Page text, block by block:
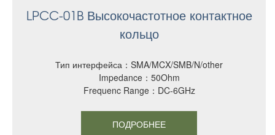
LPCC-01B Высокочастотное контактное
кольцо
Тип интерфейса：SMA/MCX/SMB/N/other
Impedance：50Ohm
Frequenc Range：DC-6GHz
ПОДРОБНЕЕ